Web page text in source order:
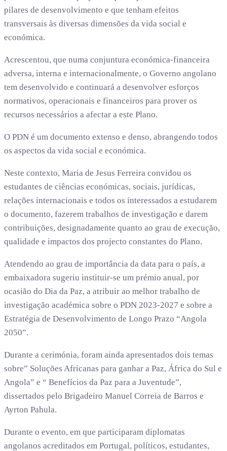
pilares de desenvolvimento e que tenham efeitos
transversais às diversas dimensões da vida social e
económica.
Acrescentou, que numa conjuntura económica-financeira
adversa, interna e internacionalmente, o Governo angolano
tem desenvolvido e continuará a desenvolver esforços
normativos, operacionais e financeiros para prover os
recursos necessários a afectar a este Plano.
O PDN é um documento extenso e denso, abrangendo todos
os aspectos da vida social e económica.
Neste contexto, Maria de Jesus Ferreira convidou os
estudantes de ciências económicas, sociais, jurídicas,
relações internacionais e todos os interessados a estudarem
o documento, fazerem trabalhos de investigação e darem
contribuições, designadamente quanto ao grau de execução,
qualidade e impactos dos projecto constantes do Plano.
Atendendo ao grau de importância da data para o país, a
embaixadora sugeriu instituir-se um prémio anual, por
ocasião do Dia da Paz, a atribuir ao melhor trabalho de
investigação académica sobre o PDN 2023-2027 e sobre a
Estratégia de Desenvolvimento de Longo Prazo “Angola
2050”.
Durante a cerimónia, foram ainda apresentados dois temas
sobre” Soluções Africanas para ganhar a Paz, África do Sul e
Angola” e “ Benefícios da Paz para a Juventude”,
dissertados pelo Brigadeiro Manuel Correia de Barros e
Ayrton Pahula.
Durante o evento, em que participaram diplomatas
angolanos acreditados em Portugal, políticos, estudantes,